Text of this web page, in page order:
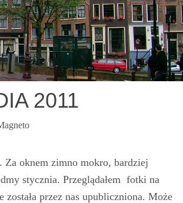
2011
Za oknem zimno mokro, bardziej
stycznia. Przeglądałem fotki na
przez nas upubliczniona. Może